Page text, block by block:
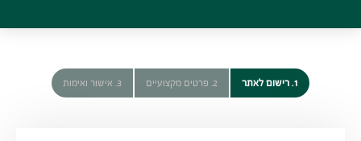
1. רישום לאתר 2. פרטים מקצועיים 3. אישור ואימות